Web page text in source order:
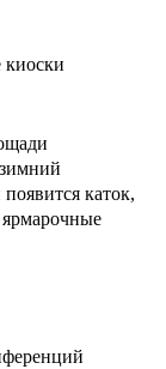
киоски
каток,
ярмарочные